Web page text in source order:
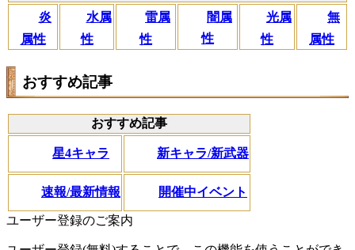
炎
属性
水属
性
雷属
性
闇属
性
光属
性
無
属性
おすすめ記事
おすすめ記事
星4キャラ 新キャラ/新武器
速報/最新情報 開催中イベント
ユーザー登録のご案内